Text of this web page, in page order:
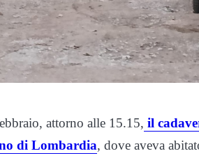
attorno alle 15.15, il
di Lombardia, dove aveva